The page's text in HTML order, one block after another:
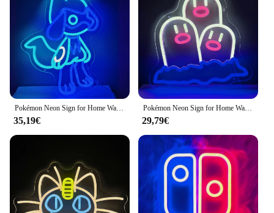
35,19€
Pokémon Neon Sign for Home Wall Decor, USB 62 Neon Sign for Bedrom, Game Room Decor, Gifts for Kids, Friends, Unique
29,79€